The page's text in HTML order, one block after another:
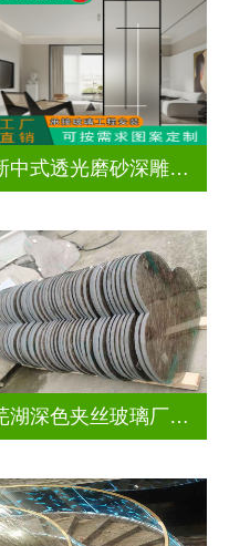
新中式透光磨砂深雕玻璃
芜湖深色夹丝玻璃厂家电话